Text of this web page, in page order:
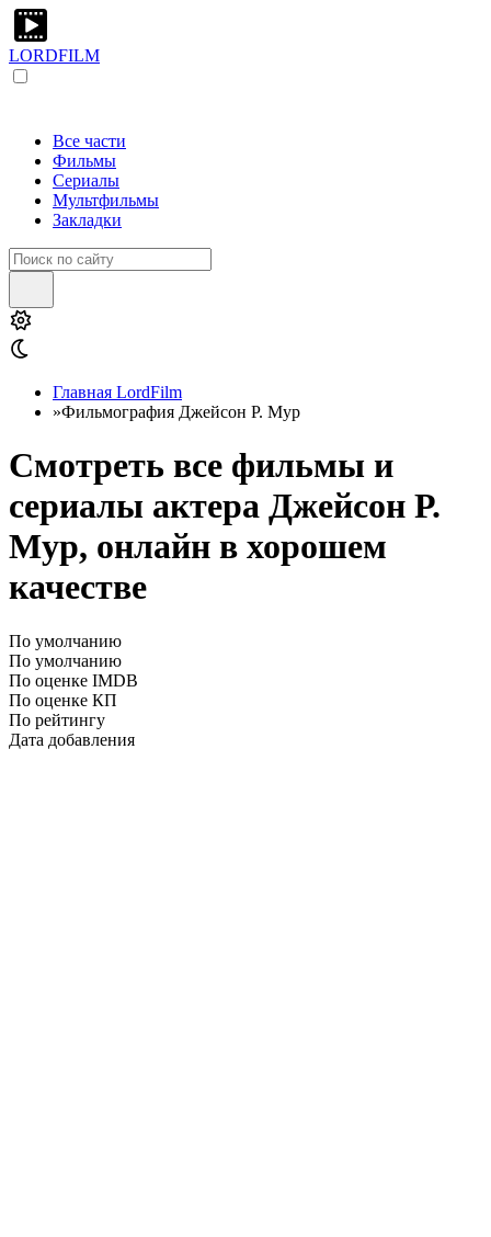
LORDFILM
Все части
Фильмы
Сериалы
Мультфильмы
Закладки
Главная LordFilm
»Фильмография Джейсон Р. Мур
Смотреть все фильмы и
сериалы актера Джейсон Р.
Мур, онлайн в хорошем
качестве
По умолчанию
По умолчанию
По оценке IMDB
По оценке КП
По рейтингу
Дата добавления